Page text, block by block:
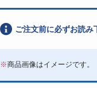
ご注文前に必ずお読み
※商品画像はイメージです。